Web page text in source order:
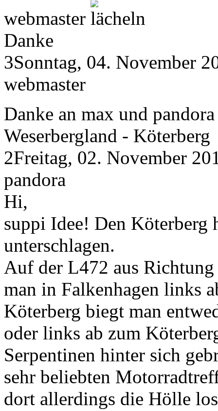
webmaster
Danke
3Sonntag, 04. November
webmaster
Danke an max und
Weserbergland - Köterberg
2Freitag, 02. November
pandora
Hi,
suppi Idee! Den Köterberg
unterschlagen.
Auf der L472 aus
man in Falkenhagen links
Köterberg biegt man
oder links ab zum
Serpentinen hinter sich
sehr beliebten
dort allerdings die Hölle